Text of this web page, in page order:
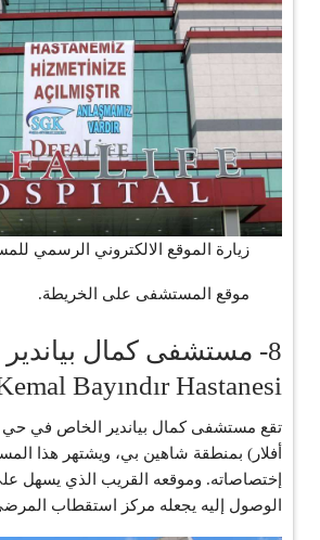
زيارة الموقع الالكتروني الرسمي
موقع المستشفى على الخريطة.
8- مستشفى كمال
Bayındır Hastanesi
أفلار) بمنطقة شاهين بي، ويشتهر هذا
إختصاصاته. وموقعه القريب الذي يسهل
الوصول إليه يجعله مركز استقطاب